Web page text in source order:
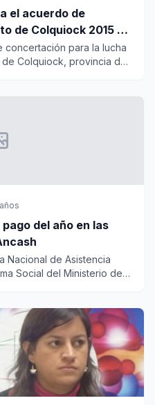
el acuerdo de
de Colquiock 2015 –
concertación para la lucha
Colquiock, provincia de
del año en las
Nacional de Asistencia
Social del Ministerio de